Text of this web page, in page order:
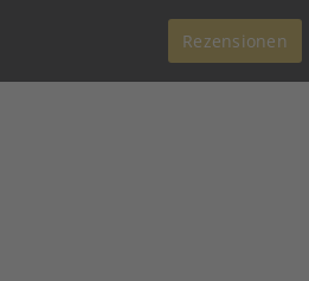
Rezensionen